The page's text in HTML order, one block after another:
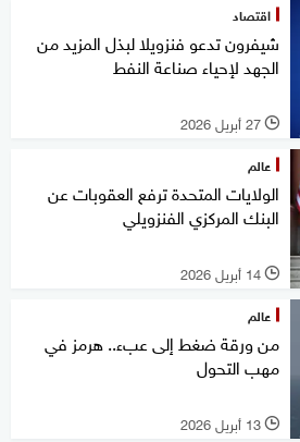
اقتصاد
شيفرون تدعو فنزويلا لبذل المزيد من
الجهد لإحياء صناعة النفط
l 27 أبريل 2026
عالم
الولايات المتحدة ترفع العقوبات عن
البنك المركزي الفنزويلي
l 14 أبريل 2026
عالم
من ورقة ضغط إلى عبء.. هرمز في
مهب التحول
l 13 أبريل 2026